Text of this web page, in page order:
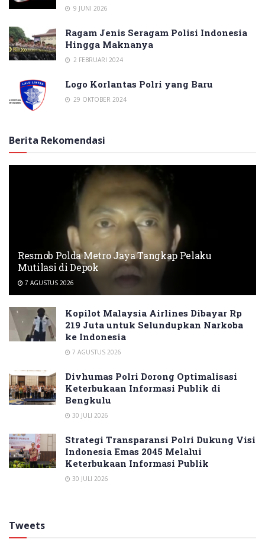
9 JUNI 2026
Ragam Jenis Seragam Polisi Indonesia
Hingga Maknanya
2 FEBRUARI 2024
Logo Korlantas Polri yang Baru
29 OKTOBER 2024
Berita Rekomendasi
Resmob Polda Metro Jaya Tangkap Pelaku
Mutilasi di Depok
7 AGUSTUS 2026
Kopilot Malaysia Airlines Dibayar Rp
219 Juta untuk Selundupkan Narkoba
ke Indonesia
7 AGUSTUS 2026
Divhumas Polri Dorong Optimalisasi
Keterbukaan Informasi Publik di
Bengkulu
30 JULI 2026
Strategi Transparansi Polri Dukung Visi
Indonesia Emas 2045 Melalui
Keterbukaan Informasi Publik
30 JULI 2026
Tweets